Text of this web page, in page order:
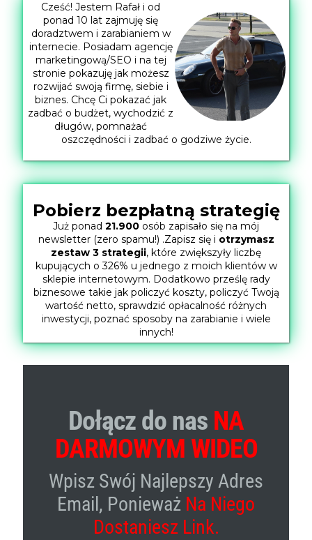
Cześć! Jestem Rafał i od
ponad 10 lat zajmuję się
doradztwem i zarabianiem w
internecie. Posiadam agencję
marketingową/SEO i na tej
stronie pokazuję jak możesz
rozwijać swoją firmę, siebie i
biznes. Chcę Ci pokazać jak
zadbać o budżet, wychodzić z
długów, pomnażać
oszczędności i zadbać o godziwe życie.
Pobierz bezpłatną strategię
Już ponad 21.900 osób zapisało się na mój
newsletter (zero spamu!) .Zapisz się i otrzymasz
zestaw 3 strategii, które zwiększyły liczbę
kupujących o 326% u jednego z moich klientów w
sklepie internetowym. Dodatkowo prześlę rady
biznesowe takie jak policzyć koszty, policzyć Twoją
wartość netto, sprawdzić opłacalność różnych
inwestycji, poznać sposoby na zarabianie i wiele
innych!
Dołącz do nas NA
DARMOWYM WIDEO
Wpisz Swój Najlepszy Adres
Email, Ponieważ Na Niego
Dostaniesz Link.